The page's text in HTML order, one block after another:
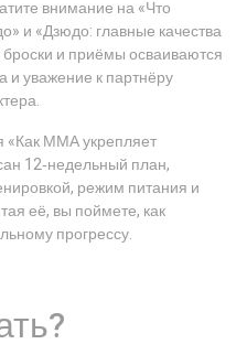
внимание на «Что
и «Дзюдо: главные качества
и приёмы осваиваются
и уважение к партнёру
«Как ММА укрепляет
12‑недельный план,
режим питания и
её, вы поймете, как
прогрессу.